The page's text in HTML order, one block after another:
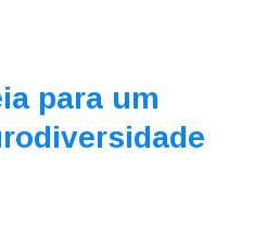
para um